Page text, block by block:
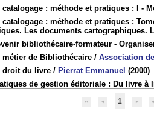
catalogage : méthode et pratiques : I -
catalogage : méthode et pratiques :
Les documents cartographiques.
bibliothécaire-formateur -
métier de Bibliothécaire /Association
droit du livre / Pierrat Emmanuel (2000)
de gestion éditoriale : Du livre à
1